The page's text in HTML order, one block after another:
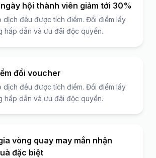
hội thành viên giảm tới 30%
dịch đều được tích điểm. Đổi điểm lấy
hấp dẫn và ưu đãi độc quyền.
đổi voucher
dịch đều được tích điểm. Đổi điểm lấy
hấp dẫn và ưu đãi độc quyền.
vòng quay may mắn nhận
đặc biệt